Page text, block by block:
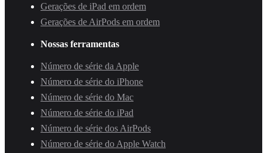
Gerações de iPad em ordem
Gerações de AirPods em ordem
Nossas ferramentas
Número de série da Apple
Número de série do iPhone
Número de série do Mac
Número de série do iPad
Número de série dos AirPods
Número de série do Apple Watch